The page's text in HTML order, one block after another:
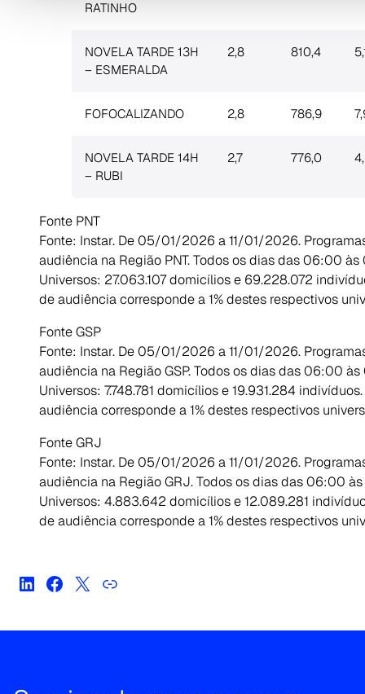
RATINHO
NOVELA TARDE 13H
– ESMERALDA
2,8 810,4
FOFOCALIZANDO 2,8 786,9
NOVELA TARDE 14H
– RUBI
2,7 776,0
Fonte PNT
Fonte: Instar. De 05/01/2026 a 11/01/2026.
audiência na Região PNT. Todos os dias das 06:00
Universos: 27.063.107 domicílios e 69.228.072
de audiência corresponde a 1% destes respectivos
Fonte GSP
Fonte: Instar. De 05/01/2026 a 11/01/2026.
audiência na Região GSP. Todos os dias das 06:00
Universos: 7.748.781 domicílios e 19.931.284
audiência corresponde a 1% destes respectivos
Fonte GRJ
Fonte: Instar. De 05/01/2026 a 11/01/2026.
audiência na Região GRJ. Todos os dias das 06:00
Universos: 4.883.642 domicílios e 12.089.281
de audiência corresponde a 1% destes respectivos